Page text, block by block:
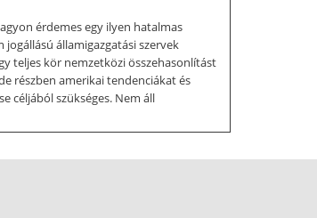
érdemes egy ilyen hatalmas
államigazgatási szervek
teljes kör nemzetközi összehasonlítást
részben amerikai tendenciákat és
céljából szükséges. Nem áll
fel kell tenni a kérdést: van-e